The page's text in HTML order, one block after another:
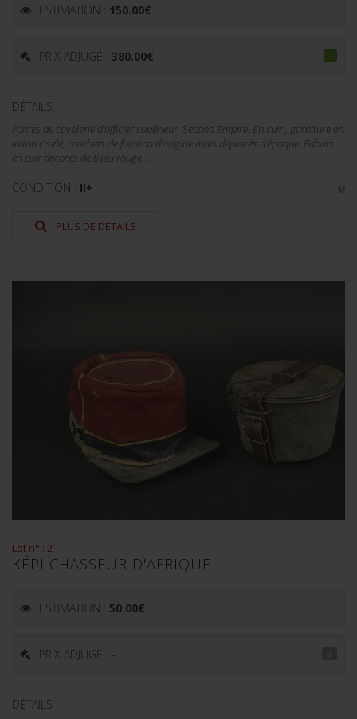
ESTIMATION : 150.00€
PRIX ADJUGÉ : 380.00€
DÉTAILS :
Fontes de cavalerie d'officier supérieur, Second Empire. En cuir , garniture en
laiton ciselé, crochets de fixation d'origine mais déplacés d'époque. Rabats
en cuir décorés de tissu rouge....
CONDITION : II+
PLUS DE DÉTAILS
Lot n° : 2
KÉPI CHASSEUR D'AFRIQUE
ESTIMATION : 50.00€
PRIX ADJUGÉ : -
DÉTAILS :